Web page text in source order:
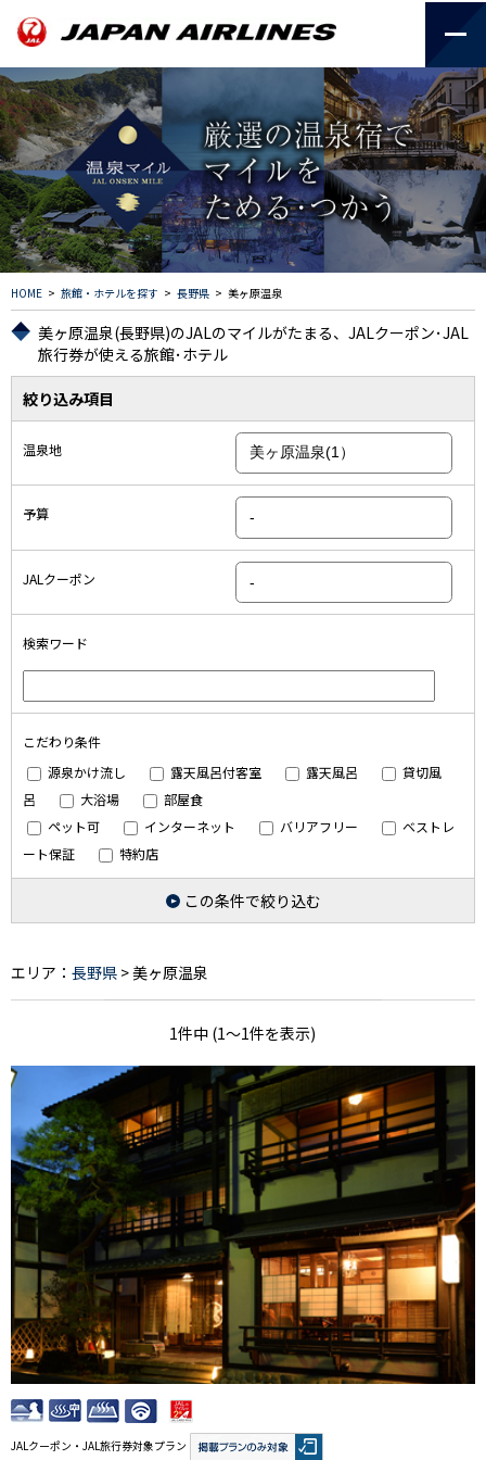
HOME > 旅館・ホテルを探す > 長野県 > 美ヶ原温泉
美ヶ原温泉(長野県)のJALのマイルがたまる、JALクーポン･JAL
旅行券が使える旅館･ホテル
絞り込み項目
温泉地
予算
JALクーポン
検索ワード
こだわり条件
源泉かけ流し
露天風呂付客室 露天風呂
貸切風
呂
大浴場
部屋食
ペット可
インターネット バリアフリー
ベストレ
ート保証
特約店
この条件で絞り込む
エリア： 長野県 > 美ヶ原温泉
1件中 (1～1件を表示)
JALクーポン・JAL旅行券対象プラン